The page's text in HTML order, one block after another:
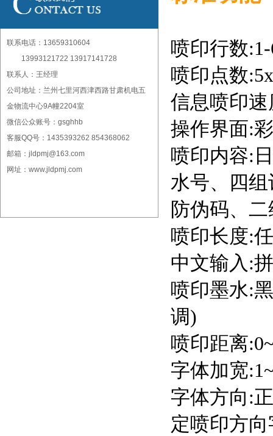
联系电话：13659310604
13993121722 13917141728
联系人：王经理
公司地址：兰州七里河西津西路甘肃机电五
金物流中心9A幢2204室
微信公众账号：gsghhb
客服QQ号：1435393262 854368062
邮箱：jldpmj@163.com
网址： www.jldpmj.com
喷印行数
喷印点数
信息喷印速
操作界面:
喷印内容:
水号、四
防伪码、
喷印长度:
中文输入:
喷印墨水:
调)
喷印距离
字体加宽
字体方向:
定喷印方